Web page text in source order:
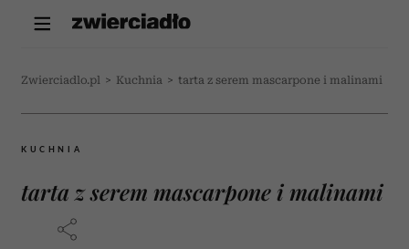
Zwierciadlo.pl > Kuchnia > tarta z serem mascarpone i malinami
KUCHNIA
tarta z serem mascarpone i malinami